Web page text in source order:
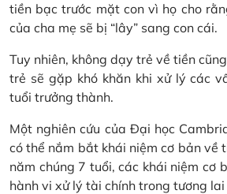
tiền bạc trước mặt con vì họ cho
của cha mẹ sẽ bị “lây” sang con cái.
Tuy nhiên, không dạy trẻ về tiền
trẻ sẽ gặp khó khăn khi xử lý các
tuổi trưởng thành.
Một nghiên cứu của Đại học
có thể nắm bắt khái niệm cơ bản về
năm chúng 7 tuổi, các khái niệm cơ
hành vi xử lý tài chính trong tương